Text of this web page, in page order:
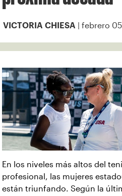
VICTORIA CHIESA | febrero
En los niveles más altos del
profesional, las mujeres
están triunfando. Según la